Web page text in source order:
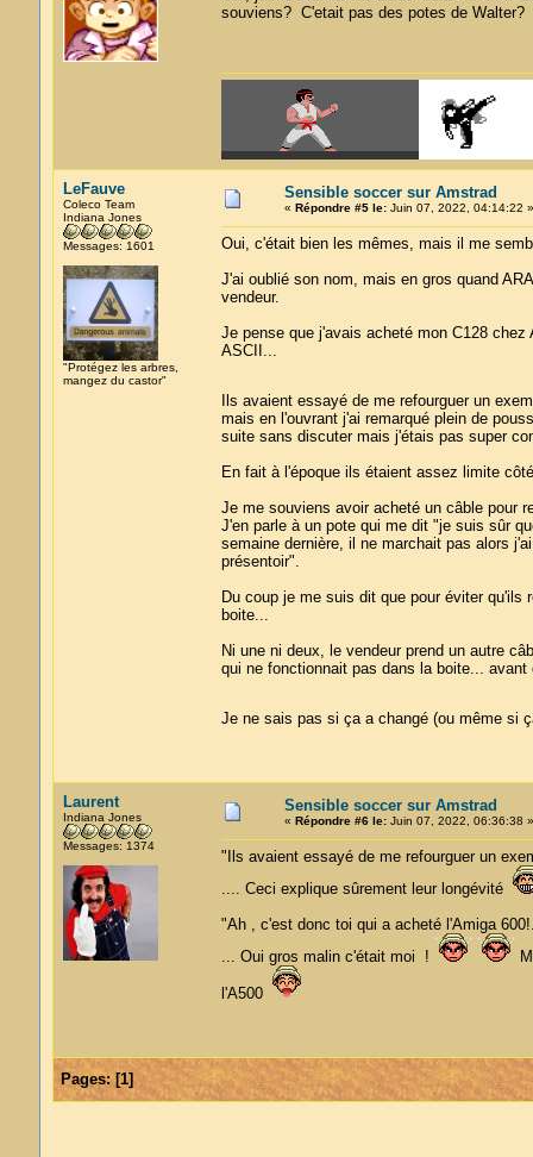
souviens? C'etait pas des potes de Walter?
LeFauve
Coleco Team
Indiana Jones
Messages: 1601
"Protégez les arbres,
mangez du castor"
Sensible soccer sur Amstrad
« Répondre #5 le:Juin 07, 2022, 04:14:22 »
Oui, c'était bien les mêmes, mais il me
J'ai oublié son nom, mais en gros quand
vendeur.
Je pense que j'avais acheté mon C128
ASCII...
Ils avaient essayé de me refourguer un
mais en l'ouvrant j'ai remarqué plein de
suite sans discuter mais j'étais pas super
En fait à l'époque ils étaient assez limite
Je me souviens avoir acheté un câble pour
J'en parle à un pote qui me dit "je suis sûr
semaine dernière, il ne marchait pas alors
présentoir".
Du coup je me suis dit que pour éviter qu'ils
boite...
Ni une ni deux, le vendeur prend un autre
qui ne fonctionnait pas dans la boite... avant
Je ne sais pas si ça a changé (ou même si
Laurent
Indiana Jones
Messages: 1374
Sensible soccer sur Amstrad
« Répondre #6 le:Juin 07, 2022, 06:36:38 »
"Ils avaient essayé de me refourguer un
.... Ceci explique sûrement leur longévité
"Ah , c'est donc toi qui a acheté l'Amiga
... Oui gros malin c'était moi !
l'A500
Pages:[1]